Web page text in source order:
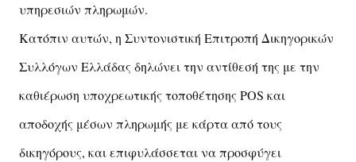
υπηρεσιών πληρωμών.
Κατόπιν αυτών, η Συντονιστική Επιτροπή Δικηγορικών
Συλλόγων Ελλάδας δηλώνει την αντίθεσή της με την
καθιέρωση υποχρεωτικής τοποθέτησης POS και
αποδοχής μέσων πληρωμής με κάρτα από τους
δικηγόρους, και επιφυλάσσεται να προσφύγει